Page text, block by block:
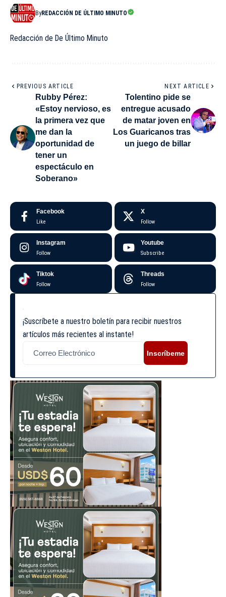
ByREDACCIÓN DE ÚLTIMO MINUTO
Redacción de De Último Minuto
PREVIOUS ARTICLE
Rubby Pérez:
«Estoy nervioso, es
la primera vez que
me dan la
oportunidad de
tener un
espectáculo en
Soberano»
NEXT ARTICLE
Tolentino pide se
entregue acusado
de matar joven en
Los Guaricanos tras
un juego de billar
Facebook
Like
X
Follow
Instagram
Follow
Youtube
Subscribe
Tiktok
Follow
Threads
Follow
¡Suscríbete a nuestro boletín para recibir nuestros
artículos más recientes al instante!
Inscríbeme